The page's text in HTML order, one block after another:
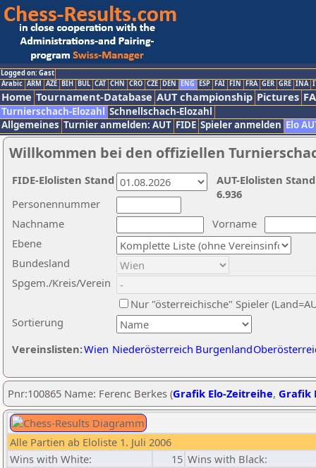
Logged on: Gast
Arabic ARM AZE BIH BUL CAT CHN CRO CZE DEN ENG ESP FAI FIN FRA GER GRE INA
Home Tournament-Database AUT championship Pictures
Turnierschach-Elozahl Schnellschach-Elozahl
Allgemeines Turnier anmelden: AUT FIDE Spieler anmelden Elo
Willkommen bei den offiziellen
Nachname
Vorname
Ebene
Sortierung
Personennummer
Bundesland
Spgem./Kreis/Verein
Nur "österreichische" Spieler
Vereinslisten:Wien Niederösterreich Burgenland
AUT-Elolisten
6.936
FIDE-Elolisten Stand
Pnr:100865 Name: Ferenc Berkes (Grafik Elo-Zeitreihe, Grafik
Alle Partien ab Eloliste 1. Juli 2006
Wins with White:
15 Wins with Black: